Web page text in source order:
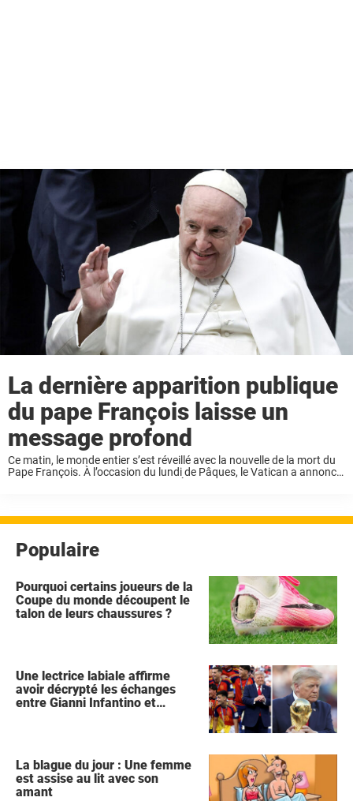
La dernière apparition publique
du pape François laisse un
message profond
Ce matin, le monde entier s’est réveillé avec la nouvelle de la mort du
Pape François. À l’occasion du lundi de Pâques, le Vatican a annoncé
Populaire
Pourquoi certains joueurs de la
Coupe du monde découpent le
talon de leurs chaussures ?
Une lectrice labiale affirme
avoir décrypté les échanges
entre Gianni Infantino et
La blague du jour : Une femme
est assise au lit avec son
amant